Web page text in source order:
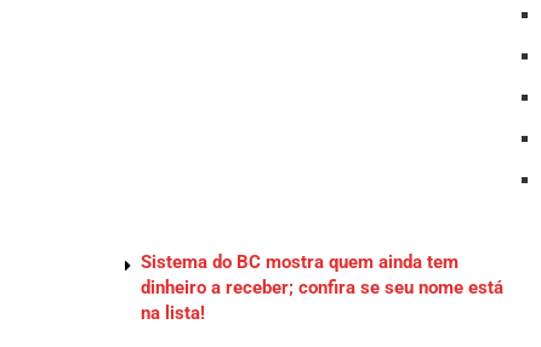
Sistema do BC mostra quem ainda tem
dinheiro a receber; confira se seu nome está
na lista!